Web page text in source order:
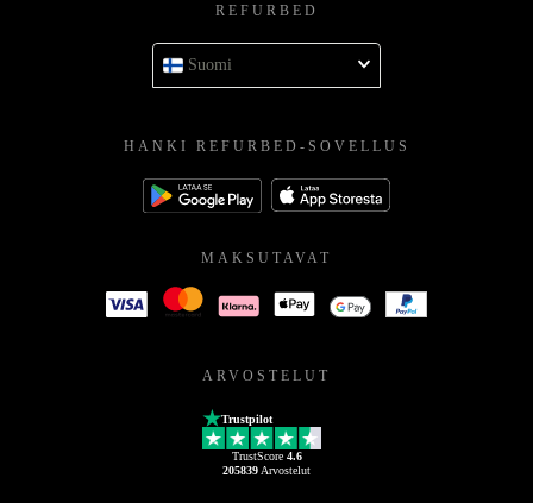
REFURBED
Suomi
HANKI REFURBED-SOVELLUS
MAKSUTAVAT
ARVOSTELUT
Trustpilot
TrustScore 4.6
205839 Arvostelut